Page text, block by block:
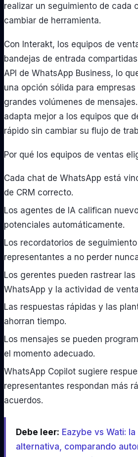
realizar un seguimiento de cada
cambiar de herramienta.
Con Interakt, los equipos de
bandejas de entrada
API de WhatsApp Business, lo
una opción sólida para
grandes volúmenes de
adapta mejor a los equipos que
rápido sin cambiar su flujo de
Por qué los equipos de ventas
Cada chat de WhatsApp está
de CRM correcto.
Los agentes de IA califican
potenciales automáticamente.
Los recordatorios de
representantes a no perder
Los gerentes pueden rastrear
WhatsApp y la actividad de
Las respuestas rápidas y las
ahorran tiempo.
Los mensajes se pueden
el momento adecuado.
WhatsApp Copilot sugiere
representantes respondan más
acuerdos.
Debe leer: Eazybe vs Wati:
alternativa, comparando